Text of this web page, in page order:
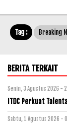
Tag : Breaking
BERITA TERKAIT
Senin, 3 Agustus 2026 -
ITDC Perkuat
Sabtu, 1 Agustus 2026 -